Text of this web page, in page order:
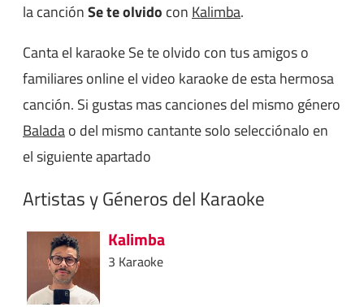
la canciónSe te olvido con Kalimba.
Canta el karaoke Se te olvido con tus amigos o
familiares online el video karaoke de esta hermosa
canción. Si gustas mas canciones del mismo género
Baladao del mismo cantante solo selecciónalo en
el siguiente apartado
Artistas y Géneros del Karaoke
Kalimba
3 Karaoke